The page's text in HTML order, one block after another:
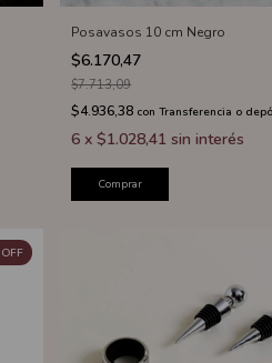
Posavasos 10 cm Negro
$6.170,47
$7.713,09
$4.936,38 con Transferencia o
6 x$1.028,41 sin interés
Comprar
OFF